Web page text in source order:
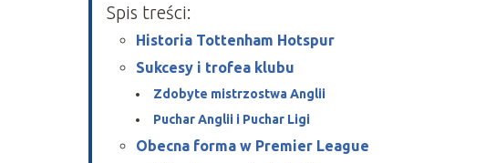
Spis treści:
Historia Tottenham Hotspur
Sukcesy i trofea klubu
Zdobyte mistrzostwa Anglii
Puchar Anglii i Puchar Ligi
Obecna forma w Premier League